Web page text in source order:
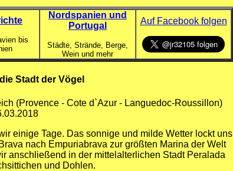
bis
Nordspanien und
Portugal
Städte, Strände, Berge,
Wein und mehr
Auf Facebook folgen
Stadt der Vögel
(Provence - Cote d`Azur - Languedoc-Roussillon)
einige Tage. Das sonnige und milde Wetter lockt uns
nach Empuriabrava zur größten Marina der Welt
anschließend in der mittelalterlichen Stadt Peralada
und Dohlen.